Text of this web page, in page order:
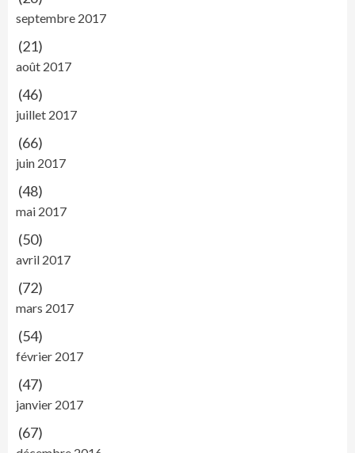
septembre 2017
(21)
août 2017
(46)
juillet 2017
(66)
juin 2017
(48)
mai 2017
(50)
avril 2017
(72)
mars 2017
(54)
février 2017
(47)
janvier 2017
(67)